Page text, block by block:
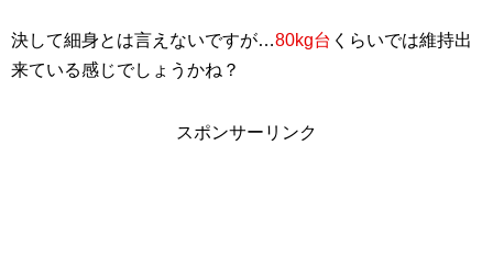
決して細身とは言えないですが…80kg台 くらいでは維持出
来ている感じでしょうかね？
スポンサーリンク